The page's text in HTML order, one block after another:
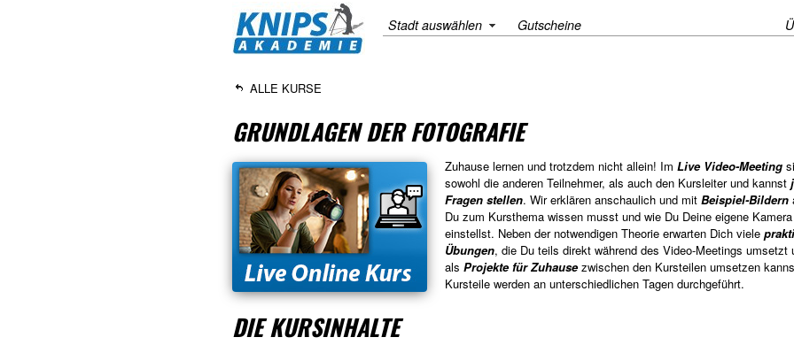
Stadt auswählen Gutscheine
ALLE KURSE
GRUNDLAGEN DER FOTOGRAFIE
Zuhause lernen und trotzdem nicht allein! Im Live Video-Meeting
sowohl die anderen Teilnehmer, als auch den Kursleiter und kannst
Fragen stellen. Wir erklären anschaulich und mit Beispiel-Bildern
Du zum Kursthema wissen musst und wie Du Deine eigene
einstellst. Neben der notwendigen Theorie erwarten Dich viele
Übungen, die Du teils direkt während des Video-Meetings umsetzt
als Projekte für Zuhausezwischen den Kursteilen umsetzen
Kursteile werden an unterschiedlichen Tagen durchgeführt.
DIE KURSINHALTE